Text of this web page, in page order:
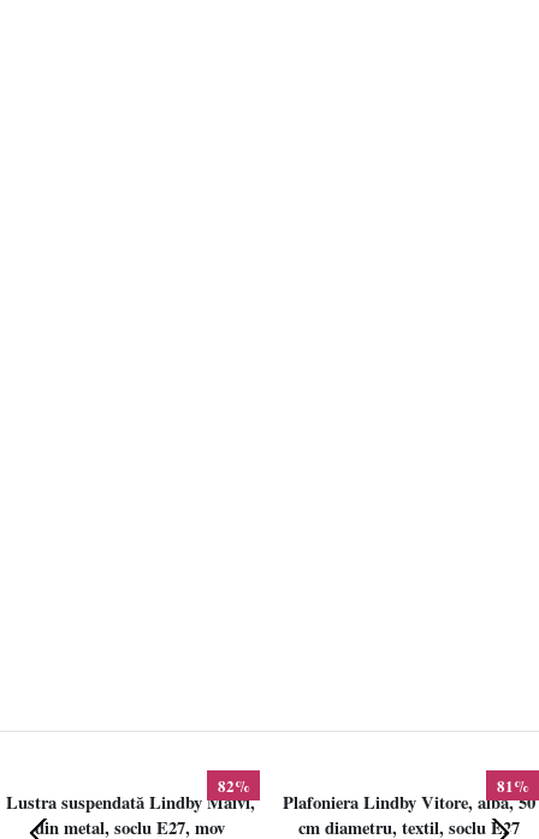
82%
Lustra suspendată Lindby Maivi,
din metal, soclu E27, mov
81%
Plafoniera Lindby Vitore, alba, 50
cm diametru, textil, soclu E27